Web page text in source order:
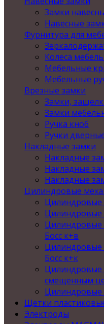
Замки
Навесные
Фурнитура для
Колеса
Мебельные
Мебельные
Врезные замки
Замки,
Замки
Ручка кноб
Ручки
Накладные замки
Накладные
Накладные
Накладные
Цилиндровые
Цилиндровые
Цилиндровые
Босс к+в
Цилиндровые
Босс к+к
Цилиндровые
смещенным
Щетки
Электроды